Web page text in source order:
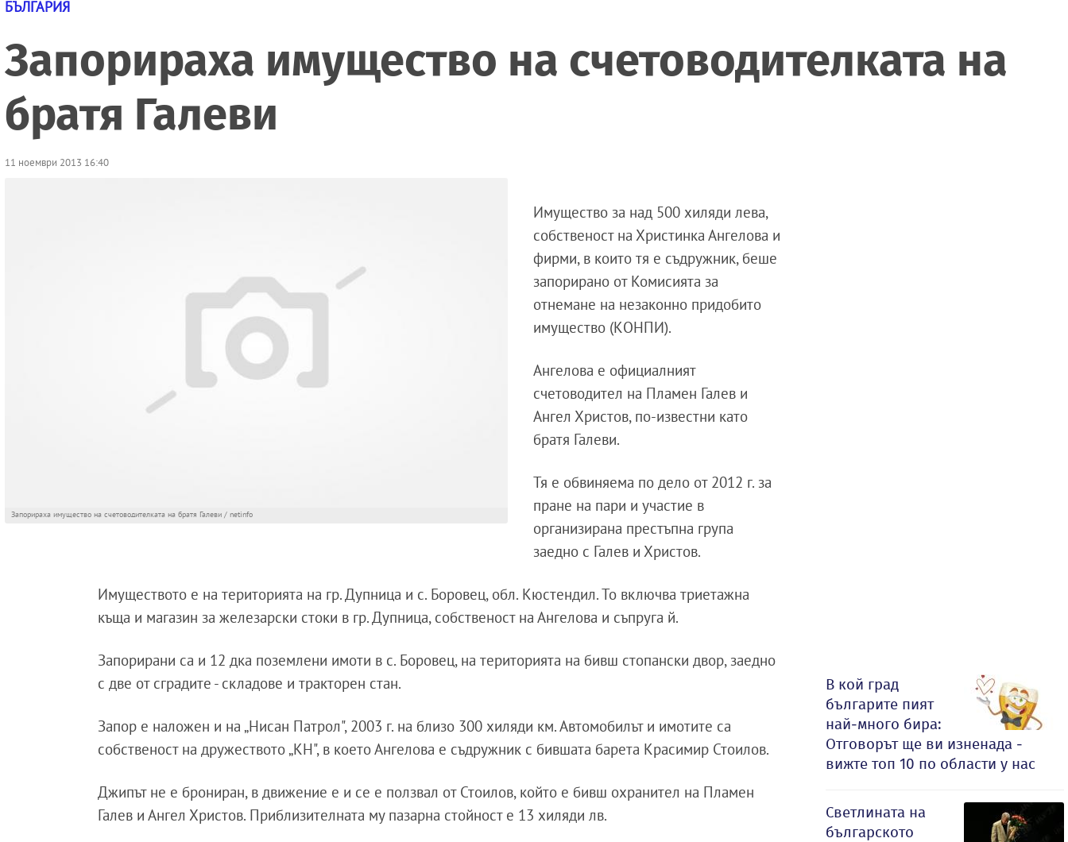
БЪЛГАРИЯ
Запорираха имущество на счетоводителката на
братя Галеви
11 ноември 2013 16:40
Запорираха имущество на счетоводителката на братя Галеви / netinfo
Имущество за над 500 хиляди лева,
собственост на Христинка Ангелова и
фирми, в които тя е съдружник, беше
запорирано от Комисията за
отнемане на незаконно придобито
имущество (КОНПИ).
Ангелова е официалният
счетоводител на Пламен Галев и
Ангел Христов, по-известни като
братя Галеви.
Тя е обвиняема по дело от 2012 г. за
пране на пари и участие в
организирана престъпна група
заедно с Галев и Христов.
Имуществото е на територията на гр. Дупница и с. Боровец, обл. Кюстендил. То включва триетажна
къща и магазин за железарски стоки в гр. Дупница, собственост на Ангелова и съпруга й.
Запорирани са и 12 дка поземлени имоти в с. Боровец, на територията на бивш стопански двор, заедно
с две от сградите - складове и тракторен стан.
Запор е наложен и на „Нисан Патрол", 2003 г. на близо 300 хиляди км. Автомобилът и имотите са
собственост на дружеството „КН", в което Ангелова е съдружник с бившата барета Красимир Стоилов.
Джипът не е брониран, в движение е и се е ползвал от Стоилов, който е бивш охранител на Пламен
Галев и Ангел Христов. Приблизителната му пазарна стойност е 13 хиляди лв.
В кой град
българите пият
най-много бира:
Отговорът ще ви изненада -
вижте топ 10 по области у нас
Светлината на
българското